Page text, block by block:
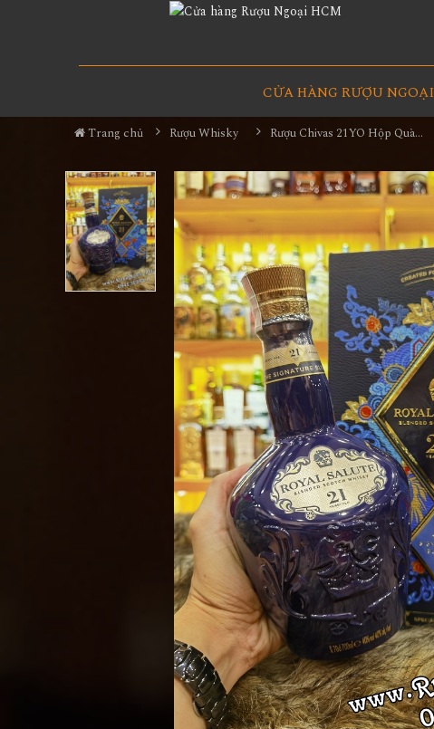
CỬA HÀNG RƯỢU NGOẠI
Trang chủ Rượu Whisky Rượu Chivas 21YO Hộp Quà 2024